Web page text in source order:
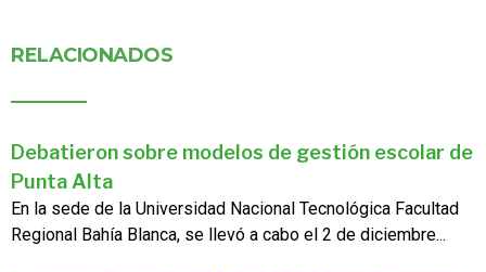
RELACIONADOS
Debatieron sobre modelos de gestión escolar de
Punta Alta
En la sede de la Universidad Nacional Tecnológica Facultad
Regional Bahía Blanca, se llevó a cabo el 2 de diciembre...